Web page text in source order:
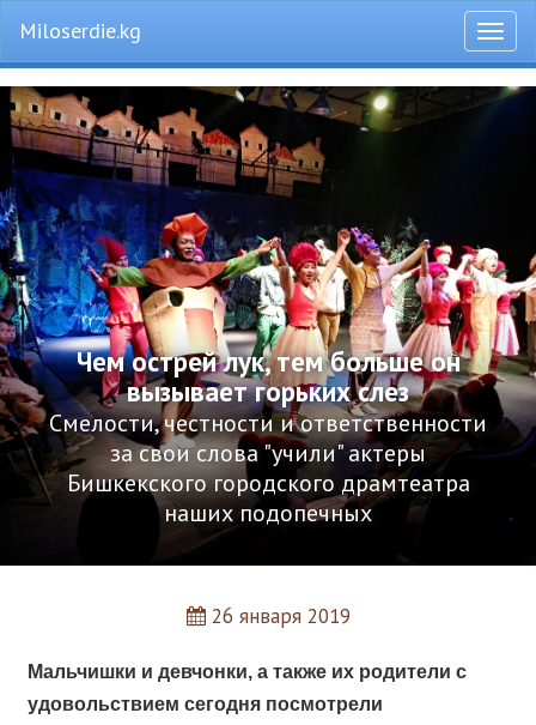
меню
Miloserdie.kg
Чем острей лук, тем больше он
вызывает горьких слез
Смелости, честности и ответственности
за свои слова "учили" актеры
Бишкекского городского драмтеатра
наших подопечных
26 января 2019
Мальчишки и девчонки, а также их родители с
удовольствием сегодня посмотрели